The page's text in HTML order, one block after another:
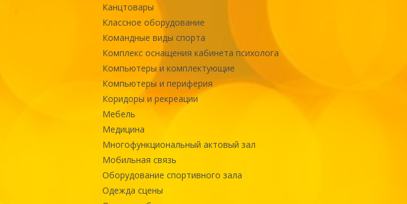
Канцтовары
Классное оборудование
Командные виды спорта
Комплекс оснащения кабинета психолога
Компьютеры и комплектующие
Компьютеры и периферия
Коридоры и рекреации
Мебель
Медицина
Многофункциональный актовый зал
Мобильная связь
Оборудование спортивного зала
Одежда сцены